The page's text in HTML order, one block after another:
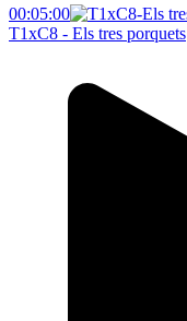
00:05:00
T1xC8 - Els tres porquets